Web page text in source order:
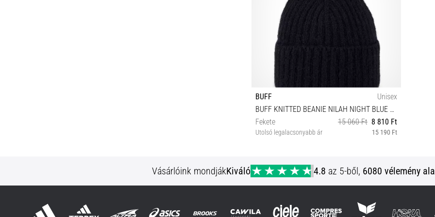
BUFF
Unisex
BUFF KNITTED BEANIE NILAH NIGHT BLUE Sapka
Fekete
15 060 Ft 8 810 Ft
Utolsó legalacsonyabb ár 15 190 Ft
Vásárlóink mondjákKiváló 4.8 az 5-ből, 6080 vélemény